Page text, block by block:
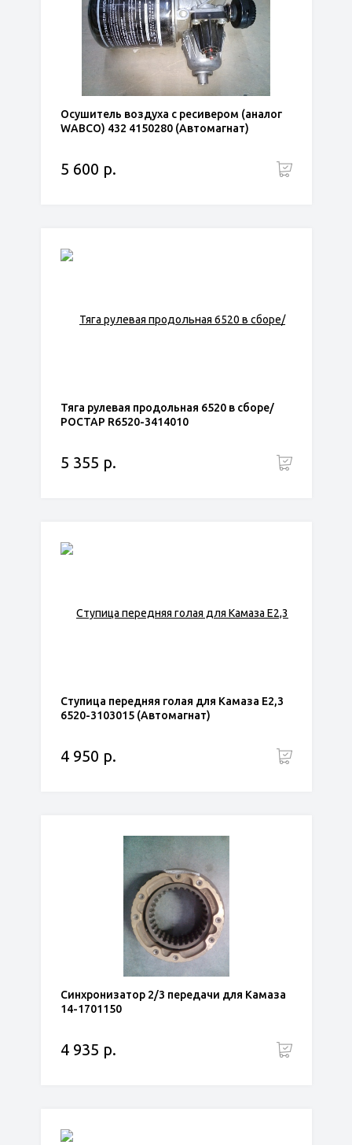
Осушитель воздуха с ресивером (аналог
WABCO) 432 4150280 (Автомагнат)
5 600 р.
Тяга рулевая продольная 6520 в сборе/
РОСТАР R6520-3414010
5 355 р.
Ступица передняя голая для Камаза Е2,3
6520-3103015 (Автомагнат)
4 950 р.
Синхронизатор 2/3 передачи для Камаза
14-1701150
4 935 р.